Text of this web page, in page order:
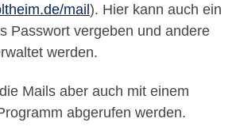
mail). Hier kann auch ein
Passwort vergeben und andere
werden.
Mails aber auch mit einem
abgerufen werden.